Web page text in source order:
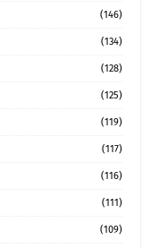
(146)
(134)
(128)
(125)
(119)
(117)
(116)
(111)
(109)